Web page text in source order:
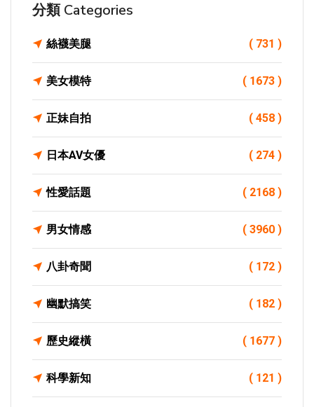
分類 Categories
絲襪美腿 ( 731 )
美女模特 ( 1673 )
正妹自拍 ( 458 )
日本AV女優 ( 274 )
性愛話題 ( 2168 )
男女情感 ( 3960 )
八卦奇聞 ( 172 )
幽默搞笑 ( 182 )
歷史縱橫 ( 1677 )
科學新知 ( 121 )